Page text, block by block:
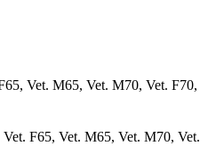
Vet. M65, Vet. M70, Vet. F70,
F65, Vet. M65, Vet. M70, Vet.